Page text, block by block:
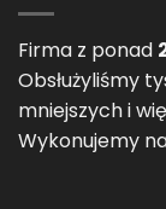
Firma z ponad
Obsłużyliśmy
mniejszych i
Wykonujemy